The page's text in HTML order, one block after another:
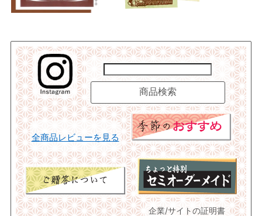
全商品レビューを見る
企業/サイトの証明書